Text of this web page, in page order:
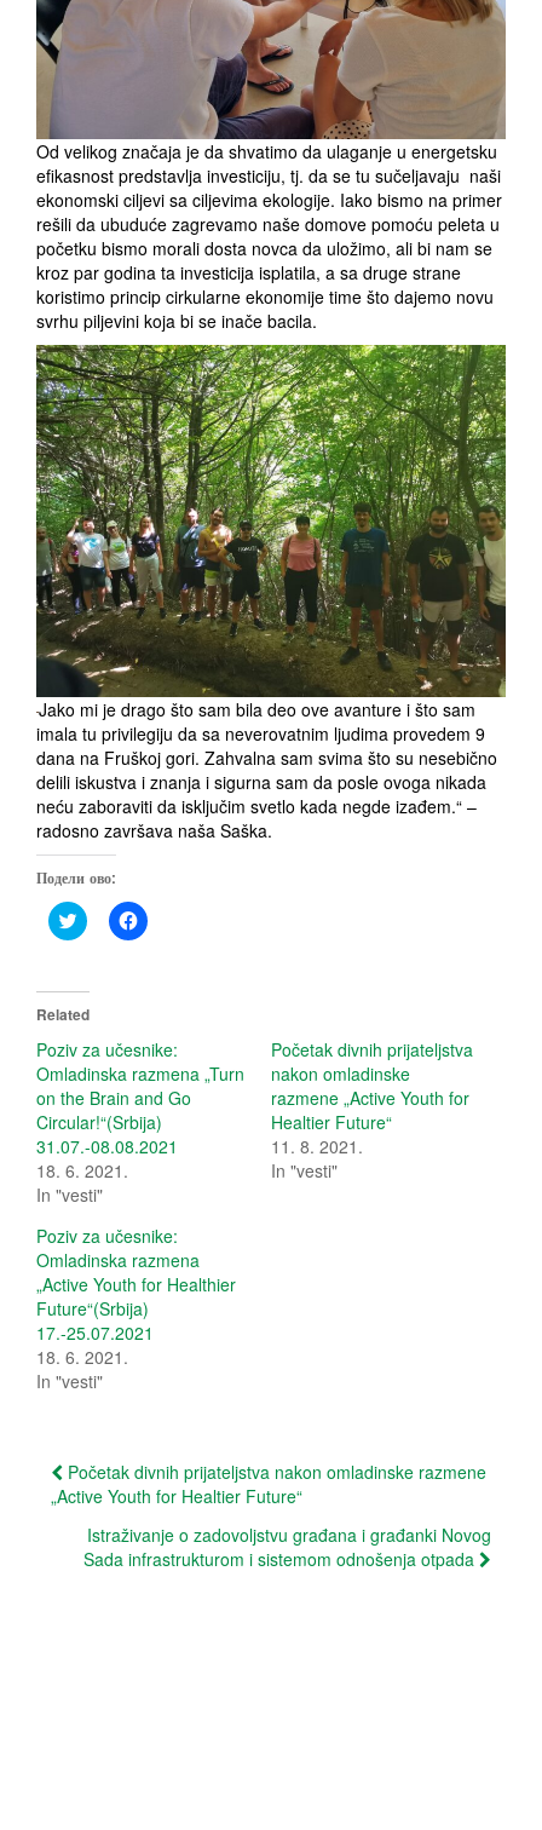
Od velikog značaja je da shvatimo da ulaganje u energetsku
efikasnost predstavlja investiciju, tj. da se tu sučeljavaju naši
ekonomski ciljevi sa ciljevima ekologije. Iako bismo na primer
rešili da ubuduće zagrevamo naše domove pomoću peleta u
početku bismo morali dosta novca da uložimo, ali bi nam se
kroz par godina ta investicija isplatila, a sa druge strane
koristimo princip cirkularne ekonomije time što dajemo novu
svrhu piljevini koja bi se inače bacila.
Jako mi je drago što sam bila deo ove avanture i što sam
imala tu privilegiju da sa neverovatnim ljudima provedem 9
dana na Fruškoj gori. Zahvalna sam svima što su nesebično
delili iskustva i znanja i sigurna sam da posle ovoga nikada
neću zaboraviti da isključim svetlo kada negde izađem.“ –
radosno završava naša Saška.
Подели ово:
C
l
t
o
s
h
a
r
e
o
n
T
w
t
r
(
O
p
e
n
s
i
n
n
e
d
o
w
C
l
h
a
r
e
o
n
F
a
o
k
(
O
p
e
n
s
n
d
o
)
Related
Poziv za učesnike:
Omladinska razmena „Turn
on the Brain and Go
Circular!“(Srbija)
31.07.-08.08.2021
18. 6. 2021.
In "vesti"
Početak divnih prijateljstva
nakon omladinske
razmene „Active Youth for
Healtier Future“
11. 8. 2021.
In "vesti"
Poziv za učesnike:
Omladinska razmena
„Active Youth for Healthier
Future“(Srbija)
17.-25.07.2021
18. 6. 2021.
In "vesti"
Post
navigation
Početak divnih prijateljstva nakon omladinske razmene
„Active Youth for Healtier Future“
Istraživanje o zadovoljstvu građana i građanki Novog
Sada infrastrukturom i sistemom odnošenja otpada